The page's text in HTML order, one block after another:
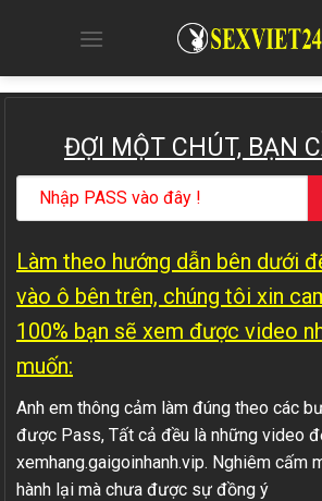
ĐỢI MỘT CHÚT, BẠN
Làm theo hướng dẫn bên dưới
vào ô bên trên, chúng tôi xin
100% bạn sẽ xem được video
muốn:
Anh em thông cảm làm đúng theo các
được Pass, Tất cả đều là những video
xemhang.gaigoinhanh.vip. Nghiêm cấm
hành lại mà chưa được sự đồng ý